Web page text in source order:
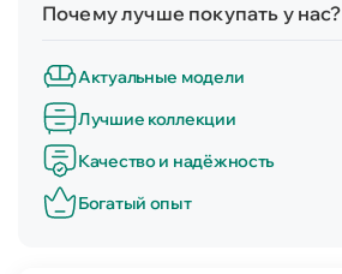
Почему лучше покупать у нас?
Актуальные модели
Лучшие коллекции
Качество и надёжность
Богатый опыт